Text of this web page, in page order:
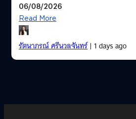
06/08/2026
Read More
รัตนาภรณ์ ศรีนวลจันทร์| 1 days ago